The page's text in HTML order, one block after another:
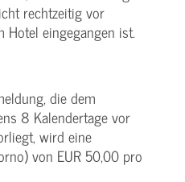
rechtzeitig vor
Hotel eingegangen ist.
die dem
8 Kalendertage vor
wird eine
von EUR 50,00 pro